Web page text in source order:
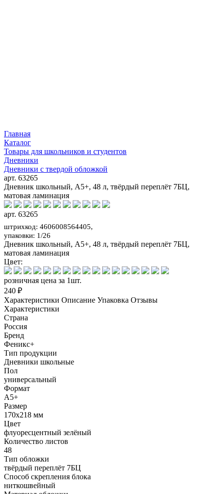
Главная
Каталог
Товары для школьников и студентов
Дневники
Дневники с твердой обложкой
арт. 63265
Дневник школьный, А5+, 48 л, твёрдый переплёт 7БЦ,
матовая ламинация
арт. 63265
штрихкод: 4606008564405,
упаковки: 1/26
Дневник школьный, А5+, 48 л, твёрдый переплёт 7БЦ,
матовая ламинация
Цвет:
розничная цена за 1шт.
240 ₽
Характеристики Описание Упаковка Отзывы
Характеристики
Страна
Россия
Бренд
Феникс+
Тип продукции
Дневники школьные
Пол
универсальный
Формат
А5+
Размер
170х218 мм
Цвет
флуоресцентный зелёный
Количество листов
48
Тип обложки
твёрдый переплёт 7БЦ
Способ скрепления блока
ниткошвейный